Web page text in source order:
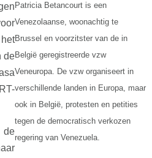
de
Patricia Betancourt is een
Venezolaanse, woonachtig te
Brussel en voorzitster van de in
België geregistreerde vzw
Veneuropa. De vzw organiseert in
verschillende landen in Europa, maar
ook in België, protesten en petities
tegen de democratisch verkozen
regering van Venezuela.